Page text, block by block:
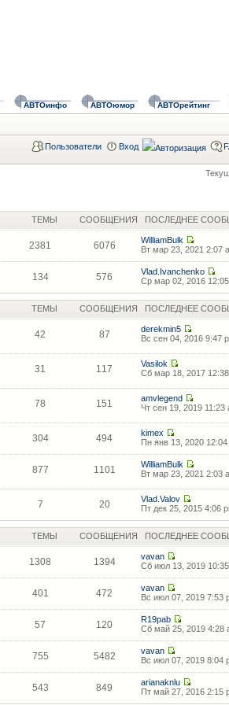
АВТОинфо АВТОюмор АВТОрейтинг
Пользователи Вход
ТЕМЫ СООБЩЕНИЯ ПОСЛЕДНЕЕ
2381 6076
WilliamBulk
Вт мар 23, 2021 2:07
134 576
Vlad.Ivanchenko
Ср мар 02, 2016
ТЕМЫ СООБЩЕНИЯ ПОСЛЕДНЕЕ
42 87
derekmin5
Вс сен 04, 2016 9:47
31 117
Vasilok
Сб мар 18, 2017
78 151
amvlegend
Чт сен 19, 2019 11:23
304 494
kimex
Пн янв 13, 2020 12:04
877 1101
WilliamBulk
Вт мар 23, 2021 2:03
7 20
Vlad.Valov
Пт дек 25, 2015 4:06
ТЕМЫ СООБЩЕНИЯ ПОСЛЕДНЕЕ
1308 1394
vavan
Сб июл 13, 2019
401 472
vavan
Вс июл 07, 2019 7:53
57 120
R19pab
Сб май 25, 2019 4:28
755 5482
vavan
Вс июл 07, 2019 8:04
543 849
arianaknlu
Пт май 27, 2016 2:15